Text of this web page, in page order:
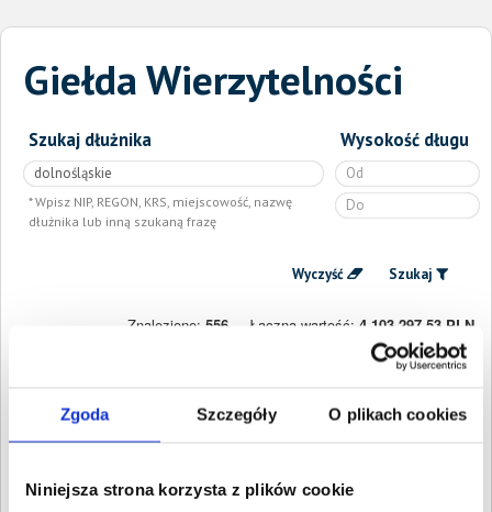
Zgoda Szczegóły O plikach cookies
Niniejsza strona korzysta z plików cookie
Giełda Wierzytelności
Szukaj dłużnika
Wpisz NIP, REGON, KRS, miejscowość, nazwę
dłużnika lub inną szukaną frazę
Wysokość długu
Wyczyść Szukaj
Znalezione: 556 Łączna wartość: 4 103 297,53 PLN
Data
Marcin Jan Karbowiak
Milicz, Dolnośląskie
39 878,59 PLN
27 stycznia
SPÓŁKA Z